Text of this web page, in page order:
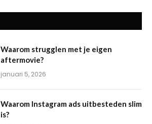
Waarom strugglen met je eigen
aftermovie?
januari 5, 2026
Waarom Instagram ads uitbesteden slim
is?